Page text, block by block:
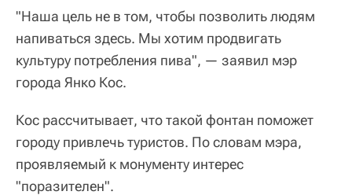
"Наша цель не в том, чтобы позволить людям
напиваться здесь. Мы хотим продвигать
культуру потребления пива", — заявил мэр
города Янко Кос.
Кос рассчитывает, что такой фонтан поможет
городу привлечь туристов. По словам мэра,
проявляемый к монументу интерес
"поразителен".